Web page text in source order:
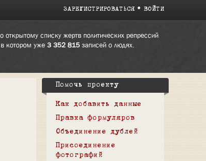
ЗАРЕГИСТРИРОВАТЬСЯ ВОЙТИ
открытому списку жертв политических репрессий
котором уже 3 352 815записей о людях.
Помочь проекту
Как добавить данные
Правка формуляров
Объединение дублей
Присоединение
фотографий